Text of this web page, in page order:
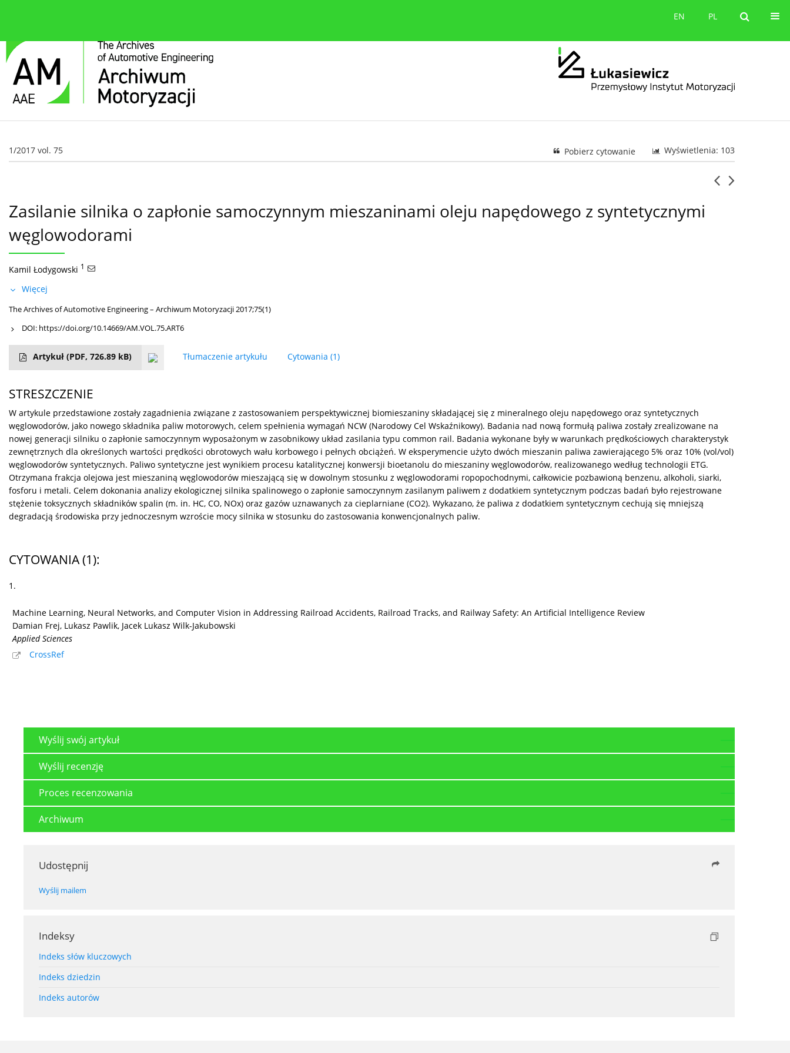
PL
EN PL
EN
1/2017 vol. 75 Wyświetlenia: 103
Pobierz cytowanie
Zasilanie silnika o zapłonie samoczynnym mieszaninami oleju napędowego z syntetycznymi
węglowodorami
Kamil Łodygowski 1
Więcej
The Archives of Automotive Engineering – Archiwum Motoryzacji 2017;75(1)
DOI: https://doi.org/10.14669/AM.VOL.75.ART6
Artykuł (PDF, 726.89 kB) Tłumaczenie artykułu Cytowania (1)
STRESZCZENIE
W artykule przedstawione zostały zagadnienia związane z zastosowaniem perspektywicznej biomieszaniny składającej się z mineralnego oleju napędowego oraz syntetycznych
węglowodorów, jako nowego składnika paliw motorowych, celem spełnienia wymagań NCW (Narodowy Cel Wskaźnikowy). Badania nad nową formułą paliwa zostały zrealizowane na
nowej generacji silniku o zapłonie samoczynnym wyposażonym w zasobnikowy układ zasilania typu common rail. Badania wykonane były w warunkach prędkościowych charakterystyk
zewnętrznych dla określonych wartości prędkości obrotowych wału korbowego i pełnych obciążeń. W eksperymencie użyto dwóch mieszanin paliwa zawierającego 5% oraz 10% (vol/vol)
węglowodorów syntetycznych. Paliwo syntetyczne jest wynikiem procesu katalitycznej konwersji bioetanolu do mieszaniny węglowodorów, realizowanego według technologii ETG.
Otrzymana frakcja olejowa jest mieszaniną węglowodorów mieszającą się w dowolnym stosunku z węglowodorami ropopochodnymi, całkowicie pozbawioną benzenu, alkoholi, siarki,
fosforu i metali. Celem dokonania analizy ekologicznej silnika spalinowego o zapłonie samoczynnym zasilanym paliwem z dodatkiem syntetycznym podczas badań było rejestrowane
stężenie toksycznych składników spalin (m. in. HC, CO, NOx) oraz gazów uznawanych za cieplarniane (CO2). Wykazano, że paliwa z dodatkiem syntetycznym cechują się mniejszą
degradacją środowiska przy jednoczesnym wzroście mocy silnika w stosunku do zastosowania konwencjonalnych paliw.
CYTOWANIA(1):
1.
Machine Learning, Neural Networks, and Computer Vision in Addressing Railroad Accidents, Railroad Tracks, and Railway Safety: An Artificial Intelligence Review
Damian Frej, Lukasz Pawlik, Jacek Lukasz Wilk-Jakubowski
Applied Sciences
CrossRef
Wyślij swój artykuł
Wyślij recenzję
Proces recenzowania
Archiwum
Udostępnij
Wyślij mailem
Indeksy
Indeks słów kluczowych
Indeks dziedzin
Indeks autorów